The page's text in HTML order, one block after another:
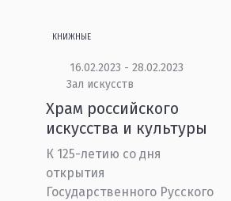
КНИЖНЫЕ
16.02.2023 - 28.02.2023
Зал искусств
Храм российского
искусства и культуры
К 125-летию со дня
открытия
Государственного Русского